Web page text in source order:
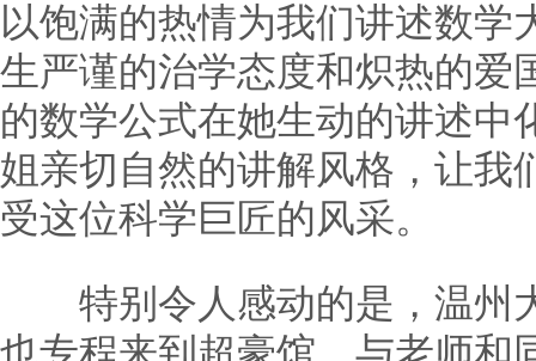
以饱满的热情为我们讲述数学
生严谨的治学态度和炽热的爱
的数学公式在她生动的讲述中
姐亲切自然的讲解风格，让我
受这位科学巨匠的风采。
特别令人感动的是，温州